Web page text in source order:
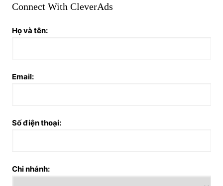
Connect With CleverAds
Họ và tên:
Email:
Số điện thoại:
Chi nhánh: